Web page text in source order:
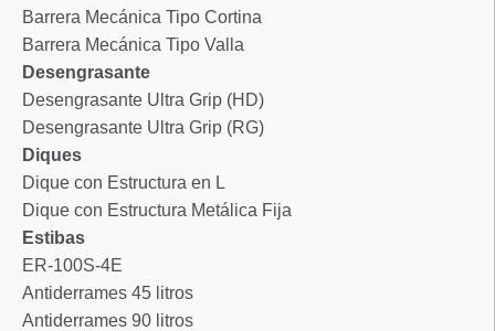
Barrera Mecánica Tipo Cortina
Barrera Mecánica Tipo Valla
Desengrasante
Desengrasante Ultra Grip (HD)
Desengrasante Ultra Grip (RG)
Diques
Dique con Estructura en L
Dique con Estructura Metálica Fija
Estibas
ER-100S-4E
Antiderrames 45 litros
Antiderrames 90 litros